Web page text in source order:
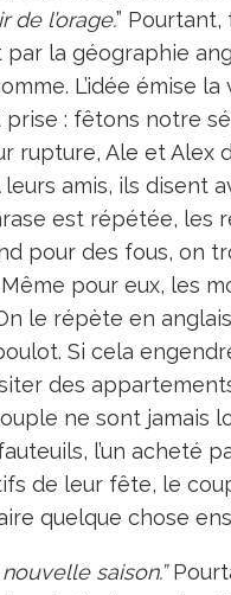
de l’orage.”
par la géographie
L’idée émise
: fêtons notre
rupture, Ale et
amis, ils disent
est répétée, les
pour des fous, on
Même pour eux, les
le répète en
Si cela
des
ne sont jamais
l’un acheté
de leur fête, le
quelque chose
saison.”